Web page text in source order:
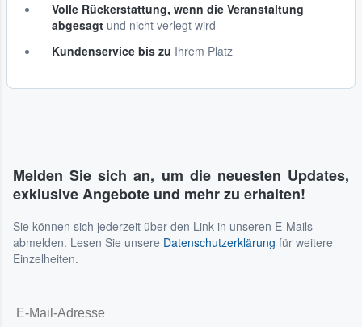
Volle Rückerstattung, wenn die Veranstaltung
abgesagt und nicht verlegt wird
Kundenservice bis zu Ihrem Platz
Melden Sie sich an, um die neuesten Updates,
exklusive Angebote und mehr zu erhalten!
Sie können sich jederzeit über den Link in unseren E-Mails
abmelden. Lesen Sie unsere Datenschutzerklärung für weitere
Einzelheiten.